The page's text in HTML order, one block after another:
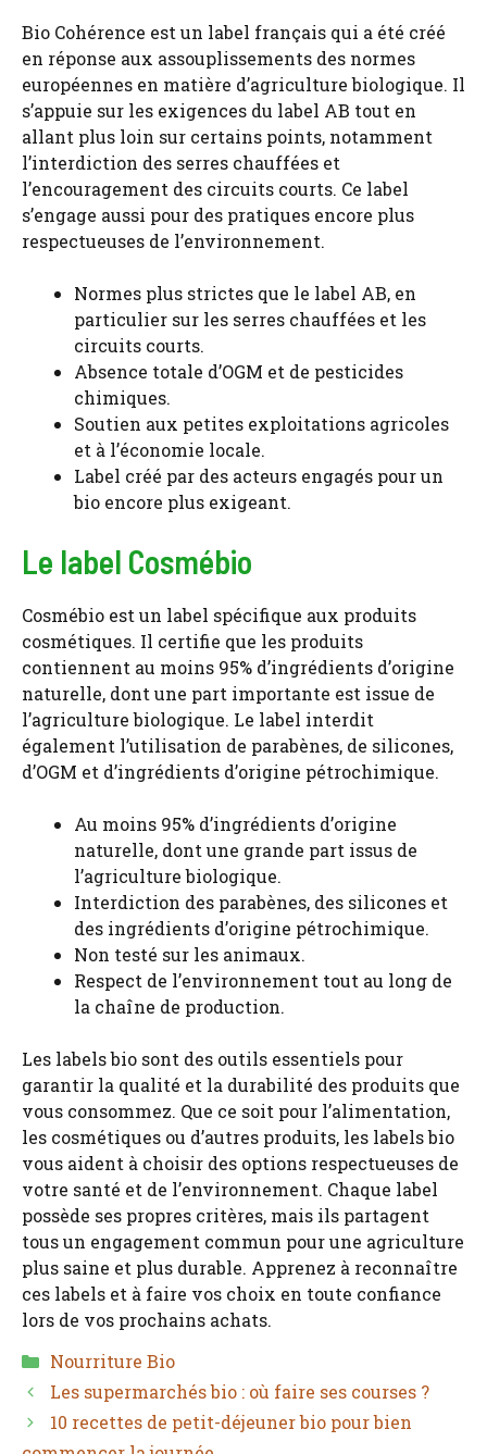
Bio Cohérence est un label français qui a été créé
en réponse aux assouplissements des normes
européennes en matière d’agriculture biologique. Il
s’appuie sur les exigences du label AB tout en
allant plus loin sur certains points, notamment
l’interdiction des serres chauffées et
l’encouragement des circuits courts. Ce label
s’engage aussi pour des pratiques encore plus
respectueuses de l’environnement.
Normes plus strictes que le label AB, en
particulier sur les serres chauffées et les
circuits courts.
Absence totale d’OGM et de pesticides
chimiques.
Soutien aux petites exploitations agricoles
et à l’économie locale.
Label créé par des acteurs engagés pour un
bio encore plus exigeant.
Le label Cosmébio
Cosmébio est un label spécifique aux produits
cosmétiques. Il certifie que les produits
contiennent au moins 95% d’ingrédients d’origine
naturelle, dont une part importante est issue de
l’agriculture biologique. Le label interdit
également l’utilisation de parabènes, de silicones,
d’OGM et d’ingrédients d’origine pétrochimique.
Au moins 95% d’ingrédients d’origine
naturelle, dont une grande part issus de
l’agriculture biologique.
Interdiction des parabènes, des silicones et
des ingrédients d’origine pétrochimique.
Non testé sur les animaux.
Respect de l’environnement tout au long de
la chaîne de production.
Les labels bio sont des outils essentiels pour
garantir la qualité et la durabilité des produits que
vous consommez. Que ce soit pour l’alimentation,
les cosmétiques ou d’autres produits, les labels bio
vous aident à choisir des options respectueuses de
votre santé et de l’environnement. Chaque label
possède ses propres critères, mais ils partagent
tous un engagement commun pour une agriculture
plus saine et plus durable. Apprenez à reconnaître
ces labels et à faire vos choix en toute confiance
lors de vos prochains achats.
Catégories
Nourriture Bio
Les supermarchés bio : où faire ses courses ?
10 recettes de petit-déjeuner bio pour bien